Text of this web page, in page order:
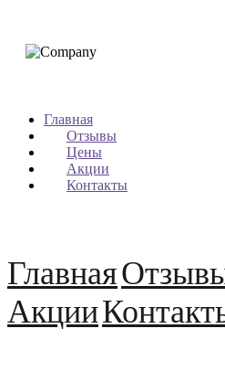
Главная
Отзывы
Цены
Акции
Контакты
Главная
Акции